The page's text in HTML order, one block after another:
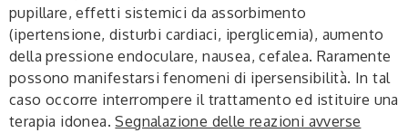
pupillare, effetti sistemici da assorbimento
(ipertensione, disturbi cardiaci, iperglicemia), aumento
della pressione endoculare, nausea, cefalea. Raramente
possono manifestarsi fenomeni di ipersensibilità. In tal
caso occorre interrompere il trattamento ed istituire una
terapia idonea.Segnalazione delle reazioni avverse